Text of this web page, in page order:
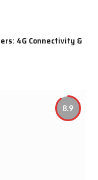
4G Connectivity &
8.9